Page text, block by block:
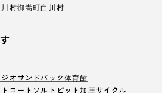
村御嵩町白川村
オサンドバック体育館
コート ソルトピット加圧サイクル